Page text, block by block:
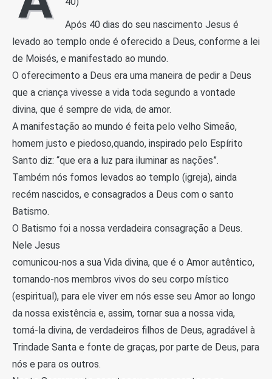
Após 40 dias do seu nascimento Jesus é
levado ao templo onde é oferecido a Deus, conforme a lei
de Moisés, e manifestado ao mundo.
O oferecimento a Deus era uma maneira de pedir a Deus
que a criança vivesse a vida toda segundo a vontade
divina, que é sempre de vida, de amor.
A manifestação ao mundo é feita pelo velho Simeão,
homem justo e piedoso,quando, inspirado pelo Espírito
Santo diz: “que era a luz para iluminar as nações”.
Também nós fomos levados ao templo (igreja), ainda
recém nascidos, e consagrados a Deus com o santo
Batismo.
O Batismo foi a nossa verdadeira consagração a Deus.
Nele Jesus
comunicou-nos a sua Vida divina, que é o Amor autêntico,
tornando-nos membros vivos do seu corpo místico
(espiritual), para ele viver em nós esse seu Amor ao longo
da nossa existência e, assim, tornar sua a nossa vida,
torná-la divina, de verdadeiros filhos de Deus, agradável à
Trindade Santa e fonte de graças, por parte de Deus, para
nós e para os outros.